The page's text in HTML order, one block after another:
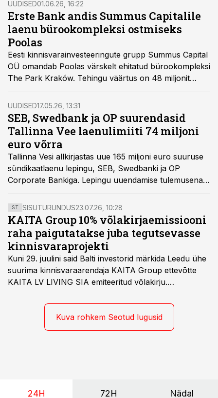
UUDISED01.06.26, 16:22
Erste Bank andis Summus Capitalile
laenu bürookompleksi ostmiseks
Poolas
Eesti kinnisvarainvesteeringute grupp Summus Capital
OÜ omandab Poolas värskelt ehitatud bürookompleksi
The Park Kraków. Tehingu väärtus on 48 miljonit
eurot
UUDISED17.05.26, 13:31
SEB, Swedbank ja OP suurendasid
Tallinna Vee laenulimiiti 74 miljoni
euro võrra
Tallinna Vesi allkirjastas uue 165 miljoni euro suuruse
sündikaatlaenu lepingu, SEB, Swedbanki ja OP
Corporate Bankiga. Lepingu uuendamise tulemusena
suurendati vee-ettevõtte pikaajaliste laenude vaba
limiiti 74 miljoni euro võrra.
ST SISUTURUNDUS23.07.26, 10:28
KAITA Group 10% võlakirjaemissiooni
raha paigutatakse juba tegutsevasse
kinnisvaraprojekti
Kuni 29. juulini said Balti investorid märkida Leedu ühe
suurima kinnisvaraarendaja KAITA Group ettevõtte
KAITA LV LIVING SIA emiteeritud võlakirju.
ja minimaalne investeerimissumma on 1000 eurot.
Kuva rohkem Seotud lugusid
24H 72H Nädal